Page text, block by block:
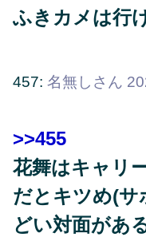
ふきカメは行
457: 名無しさん
>>455
花舞はキャリ
だとキツめ(サ
どい対面があ